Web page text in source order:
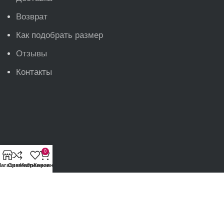
Возврат
Как подобрать размер
Отзывы
Контакты
Сравнить
Избранное
0
Корзина